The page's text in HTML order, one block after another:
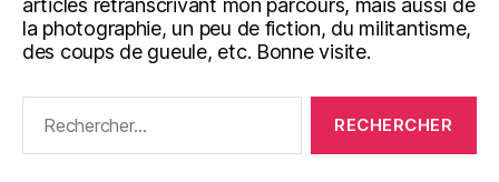
la photographie, un peu de fiction, du militantisme,
des coups de gueule, etc. Bonne visite.